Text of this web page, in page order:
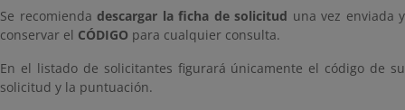
Se recomienda descargar la ficha de solicitud una vez enviada y
conservar el CÓDIGO para cualquier consulta.
En el listado de solicitantes figurará únicamente el código de su
solicitud y la puntuación.